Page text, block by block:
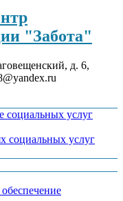
"Забота"
д. 6,
социальных услуг
социальных услуг